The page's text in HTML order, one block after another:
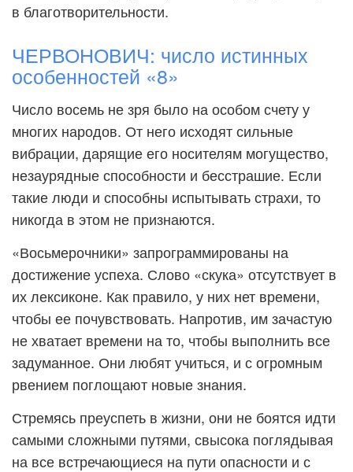
в благотворительности.
ЧЕРВОНОВИЧ: число истинных
особенностей «8»
Число восемь не зря было на особом счету у
многих народов. От него исходят сильные
вибрации, дарящие его носителям могущество,
незаурядные способности и бесстрашие. Если
такие люди и способны испытывать страхи, то
никогда в этом не признаются.
«Восьмерочники» запрограммированы на
достижение успеха. Слово «скука» отсутствует в
их лексиконе. Как правило, у них нет времени,
чтобы ее почувствовать. Напротив, им зачастую
не хватает времени на то, чтобы выполнить все
задуманное. Они любят учиться, и с огромным
рвением поглощают новые знания.
Стремясь преуспеть в жизни, они не боятся идти
самыми сложными путями, свысока поглядывая
на все встречающиеся на пути опасности и с